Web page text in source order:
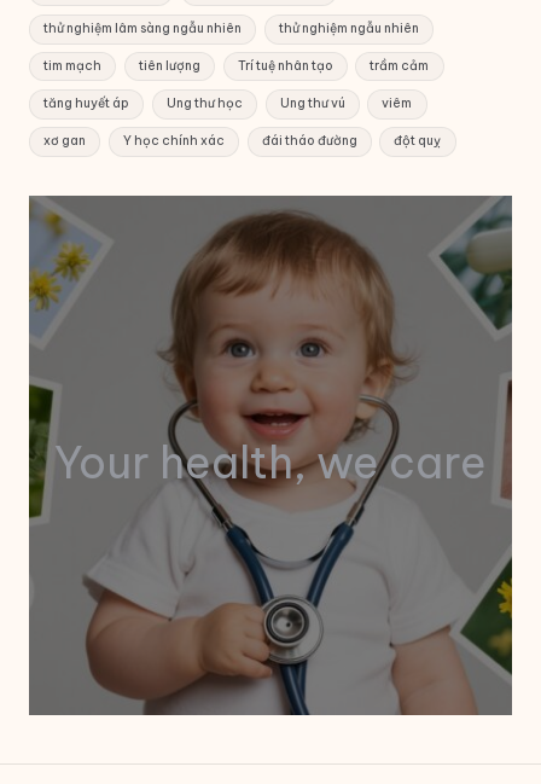
thử nghiệm lâm sàng ngẫu nhiên thử nghiệm ngẫu nhiên
tim mạch tiên lượng Trí tuệ nhân tạo trầm cảm
tăng huyết áp Ung thư học Ung thư vú viêm
xơ gan Y học chính xác đái tháo đường đột quỵ
Your health, we care